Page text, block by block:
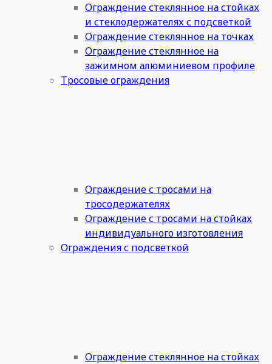
Ограждение стеклянное на стойках
и стеклодержателях с подсветкой
Ограждение стеклянное на точках
Ограждение стеклянное на
зажимном алюминиевом профиле
Тросовые ограждения
Ограждение с тросами на
тросодержателях
Ограждение с тросами на стойках
индивидуального изготовления
Ограждения с подсветкой
Ограждение стеклянное на стойках